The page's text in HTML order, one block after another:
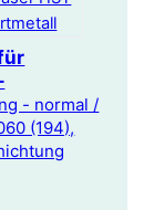
- normal /
(194),